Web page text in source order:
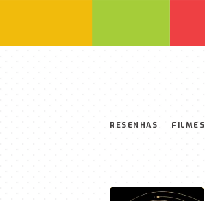
RESENHAS FILMES